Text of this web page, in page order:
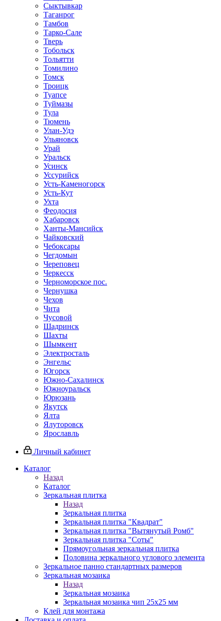
Сыктывкар
Таганрог
Тамбов
Тарко-Сале
Тверь
Тобольск
Тольятти
Томилино
Томск
Троицк
Туапсе
Туймазы
Тула
Тюмень
Улан-Удэ
Ульяновск
Урай
Уральск
Усинск
Уссурийск
Усть-Каменогорск
Усть-Кут
Ухта
Феодосия
Хабаровск
Ханты-Мансийск
Чайковский
Чебоксары
Чегдомын
Череповец
Черкесск
Черноморское пос.
Чернушка
Чехов
Чита
Чусовой
Шадринск
Шахты
Шымкент
Электросталь
Энгельс
Югорск
Южно-Сахалинск
Южноуральск
Юрюзань
Якутск
Ялта
Ялуторовск
Ярославль
Личный кабинет
Каталог
Назад
Каталог
Зеркальная плитка
Назад
Зеркальная плитка
Зеркальная плитка "Квадрат"
Зеркальная плитка "Вытянутый Ромб"
Зеркальная плитка "Соты"
Прямоугольная зеркальная плитка
Половина зеркального углового элемента
Зеркальное панно стандартных размеров
Зеркальная мозаика
Назад
Зеркальная мозаика
Зеркальная мозаика чип 25х25 мм
Клей для монтажа